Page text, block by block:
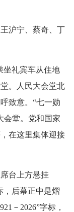
沪宁、蔡奇、丁
坐礼宾车从住地
。人民大会堂北
致意。“七一勋
会堂。党和国家
在这里集体迎接
台上方悬挂
，后幕正中是熠
－2026”字标，